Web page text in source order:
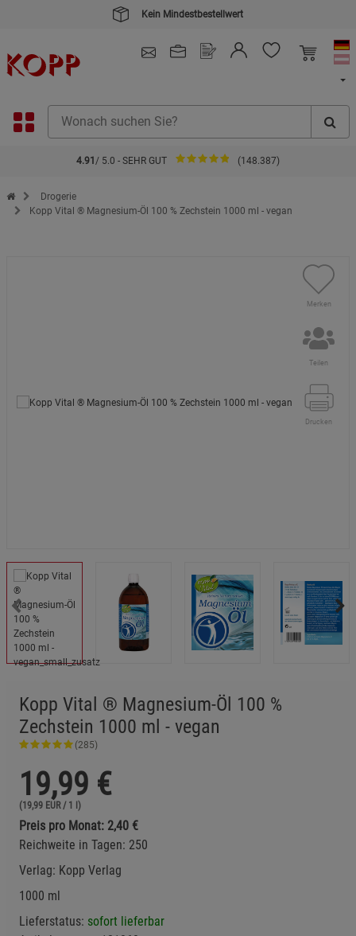
Kein Mindestbestellwert
4.91 / 5.0 - SEHR GUT (148.387)
Zur Startseite des Kopp Verlag Online-Shop
Drogerie
Kopp Vital ® Magnesium-Öl 100 % Zechstein 1000 ml - vegan
Merken
Teilen
Drucken
Kopp Vital ® Magnesium-Öl 100 %
Zechstein 1000 ml - vegan
(285)
19,99 €
(19,99 EUR / 1 l)
Preis pro Monat: 2,40 €
Reichweite in Tagen: 250
Verlag: Kopp Verlag
1000 ml
Lieferstatus: sofort lieferbar